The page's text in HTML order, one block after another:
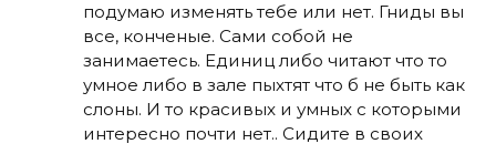
подумаю изменять тебе или нет. Гниды вы
все, конченые. Сами собой не
занимаетесь. Единиц либо читают что то
умное либо в зале пыхтят что б не быть как
слоны. И то красивых и умных с которыми
интересно почти нет.. Сидите в своих